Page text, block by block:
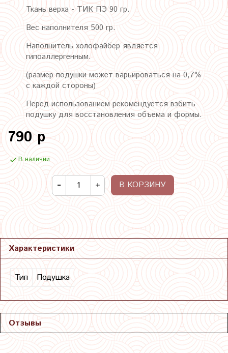
Ткань верха - ТИК ПЭ 90 гр.
Вес наполнителя 500 гр.
Наполнитель холофайбер является
гипоаллергенным.
(размер подушки может варьироваться на 0,7%
с каждой стороны)
Перед использованием рекомендуется взбить
подушку для восстановления объема и формы.
790 р
В наличии
В КОРЗИНУ
Характеристики
Тип Подушка
Отзывы